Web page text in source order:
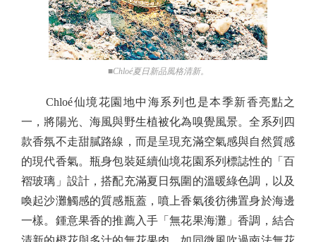
■Chloé夏日新品風格清新。
Chloé仙境花園地中海系列也是本季新香亮點之
一，將陽光、海風與野生植被化為嗅覺風景。全系列四
款香氛不走甜膩路線，而是呈現充滿空氣感與自然質感
的現代香氣。瓶身包裝延續仙境花園系列標誌性的「百
褶玻璃」設計，搭配充滿夏日氛圍的溫暖綠色調，以及
喚起沙灘觸感的質感瓶蓋，噴上香氣後彷彿置身於海邊
一樣。鍾意果香的推薦入手「無花果海灘」香調，結合